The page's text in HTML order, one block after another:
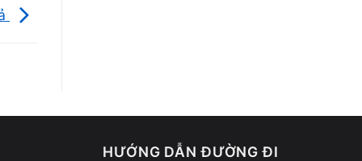
HƯỚNG DẪN ĐƯỜNG ĐI